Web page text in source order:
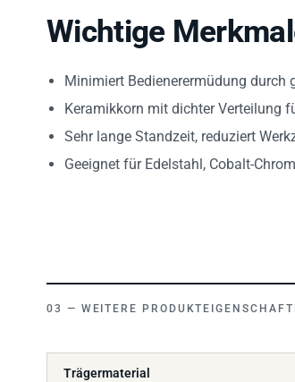
Wichtige
Minimiert Bedienerermüdung durch
Keramikkorn mit dichter Verteilung
Sehr lange Standzeit, reduziert
Geeignet für Edelstahl, Cobalt-
WEITERE
Trägermaterial